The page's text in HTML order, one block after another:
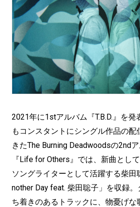
2021年に1stアルバム『T.B.D.』を
もコンスタントにシングル作品の配
きたThe Burning Deadwoodsの2nd
『Life for Others』では、新曲とし
ソングライターとして活躍する柴田
nother Day feat. 柴田聡子」を収録
ち着きのあるトラックに、物憂げな